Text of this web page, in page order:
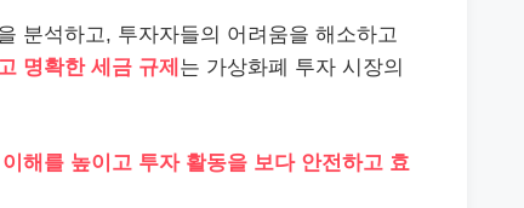
분석하고, 투자자들의 어려움을 해소하고
명확한 세금 규제 는 가상화폐 투자 시장의
해를 높이고 투자 활동을 보다 안전하고 효